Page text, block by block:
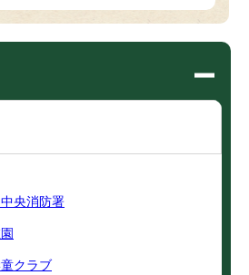
央消防署
クラブ